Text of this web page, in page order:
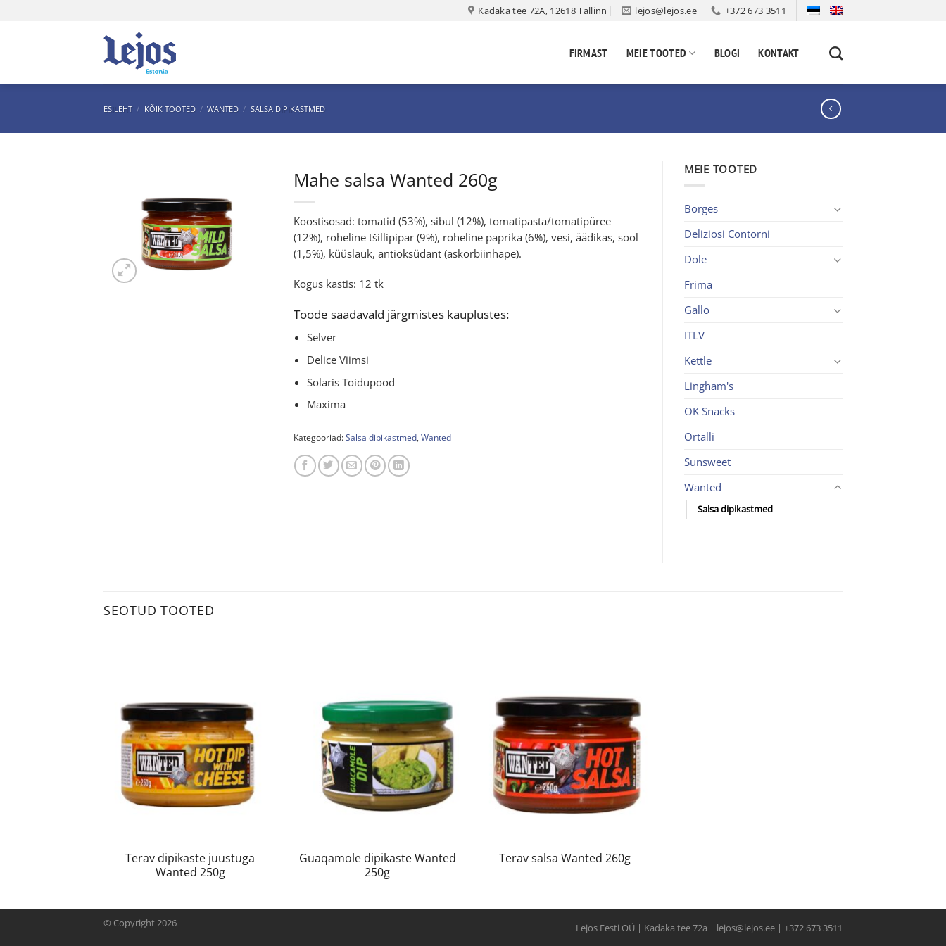
Kadaka tee 72A, 12618 Tallinn lejos@lejos.ee +372 673 3511
FIRMAST MEIE TOOTED BLOGI KONTAKT
ESILEHT / KÕIK TOOTED / WANTED / SALSA DIPIKASTMED
Mahe salsa Wanted 260g
Koostisosad: tomatid (53%), sibul (12%), tomatipasta/tomatipüree
(12%), roheline tšillipipar (9%), roheline paprika (6%), vesi, äädikas, sool
(1,5%), küüslauk, antioksüdant (askorbiinhape).
Kogus kastis: 12 tk
Toode saadavald järgmistes kauplustes:
Selver
Delice Viimsi
Solaris Toidupood
Maxima
Kategooriad:Salsa dipikastmed Wanted
MEIE TOOTED
Borges
Deliziosi Contorni
Dole
Frima
Gallo
ITLV
Kettle
Lingham's
OK Snacks
Ortalli
Sunsweet
Wanted
Salsa dipikastmed
SEOTUD TOOTED
Terav dipikaste juustuga
Wanted 250g
Guaqamole dipikaste Wanted
250g
Terav salsa Wanted 260g
Lejos Eesti OÜ | Kadaka tee 72a | lejos@lejos.ee | +372 673 3511
© Copyright 2026